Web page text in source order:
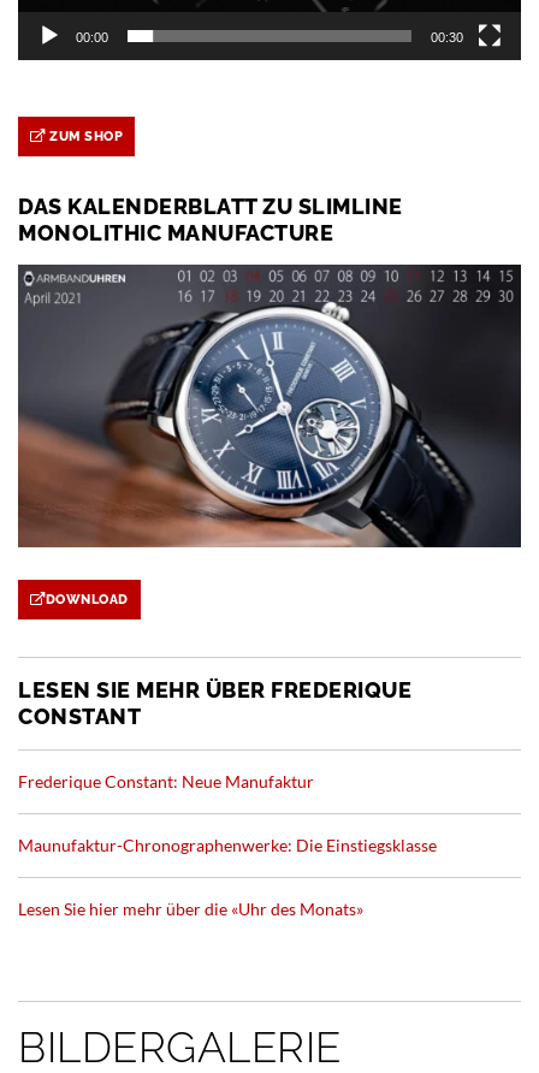
00:00 00:30
ZUM SHOP
DAS KALENDERBLATT ZU SLIMLINE
MONOLITHIC MANUFACTURE
DOWNLOAD
LESEN SIE MEHR ÜBER FREDERIQUE
CONSTANT
Frederique Constant: Neue Manufaktur
Maunufaktur-Chronographenwerke: Die Einstiegsklasse
Lesen Sie hier mehr über die «Uhr des Monats»
BILDERGALERIE